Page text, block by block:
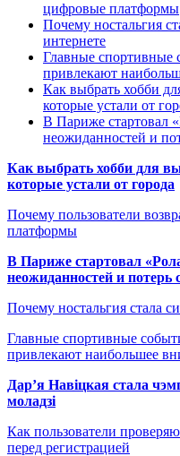
цифровые платформы
Почему ностальгия
интернете
Главные спортивные
привлекают
Как выбрать хобби
которые устали от
В Париже стартовал
неожиданностей и
Как выбрать хобби для
которые устали от города
Почему пользователи
платформы
В Париже стартовал
неожиданностей и потерь
Почему ностальгия стала
Главные спортивные
привлекают наибольшее
Дар’я Навіцкая стала
моладзі
Как пользователи
перед регистрацией